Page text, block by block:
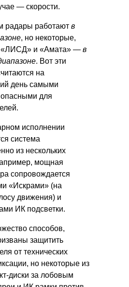
— скорости.
радары работают в
, но некоторые,
«ЛИСД» и «Амата» — в
. Вот эти
на
день самыми
для
исполнении
система
из нескольких
мощная
сопровождается
«Искрами» (на
движения) и
ИК подсветки.
способов,
защитить
от технических
но некоторые из
диски за лобовым